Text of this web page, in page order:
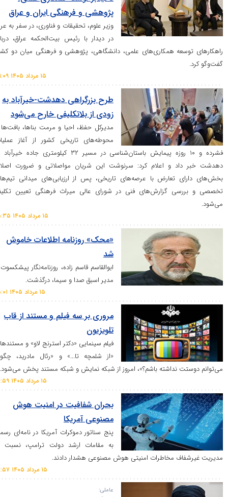
پژوهشی و فرهنگی ایران و عراق
وزیر علوم، تحقیقات و فناوری، در سفر به عراق
در دیدار با رئیس بیت‌الحکمه عراق، درباره
همکاری‌های علمی، دانشگاهی، پژوهشی و فرهنگی میان دو کشور
طرح بزرگراهی دهدشت-خیرآباد به
زودی از بلاتکلیفی خارح می‌شود
مدیرکل حفظ، احیا و مرمت بناها، بافت‌ها و
محوطه‌های تاریخی کشور از آغاز عملیات
فشرده و ۱۰ روزه پیمایش باستان‌شناسی در مسیر ۳۲ کیلومتری جاده خیرآباد به
و اعلام کرد: سرنوشت این شریان مواصلاتی و ضرورت اصلاح
تعارض با عرصه‌های تاریخی، پس از ارزیابی‌های میدانی تیم‌های
گزارش‌های فنی در شورای عالی میراث فرهنگی تعیین تکلیف
«محک» روزنامه اطلاعات خاموش
شد
​ابوالقاسم قاسم زاده، روزنامه‌نگار پیشکسوت و
مدیر اسبق صدا و سیما، درگذشت.
مروری بر سه فیلم و مستند از قاب
تلویزیون
فیلم سینمایی «دکتر استرنج لاو» و مستند‌های
«از شلمچه تا...» و «رئال مادرید، چگونه
نداشته باشم؟»، امروز از شبکه نمایش و شبکه مستند پخش می‌شود.
بحران شفافیت در امنیت هوش
مصنوعی آمریکا
پنج سناتور دموکرات آمریکا در نامه‌ای رسمی
به مقامات ارشد دولت ترامپ، نسبت به
مخاطرات امنیتی هوش مصنوعی هشدار دادند.